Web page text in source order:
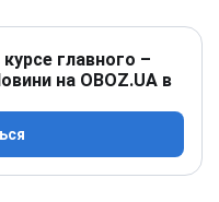
главного –
на OBOZ.UA в